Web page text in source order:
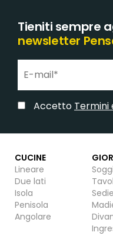
Tieniti sempre
newsletter
Accetto Termini
CUCINE
Lineare
Due lati
Isola
Penisola
Angolare
Sedie